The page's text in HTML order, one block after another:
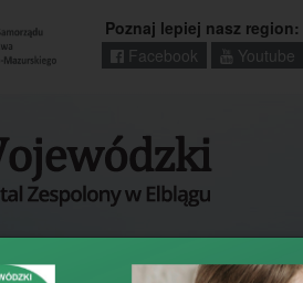
Poznaj lepiej nasz region:
Facebook
Youtube
Poradnie Pracownie i Zakłady